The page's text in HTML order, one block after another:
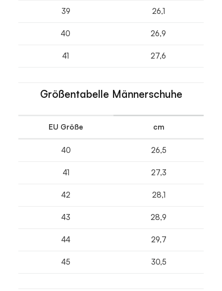
39 26,1
40 26,9
41 27,6
Größentabelle Männerschuhe
EU Größe cm
40 26,5
41 27,3
42 28,1
43 28,9
44 29,7
45 30,5